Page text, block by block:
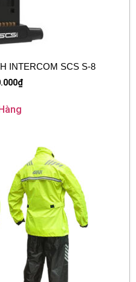
INTERCOM SCS S-8
₫